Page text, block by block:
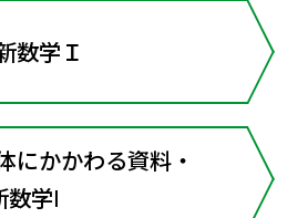
数学Ｉ
にかかわる資料・
数学Ⅰ